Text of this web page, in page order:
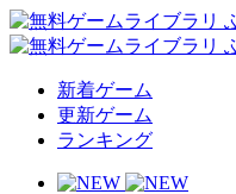
新着ゲーム
更新ゲーム
ランキング